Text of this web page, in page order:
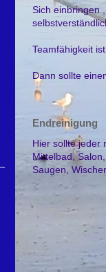
Sich einbringen
Teamfähigkeit
Dann sollte
Endreinigung
Hier sollte jeder
Mittelbad,
Saugen,